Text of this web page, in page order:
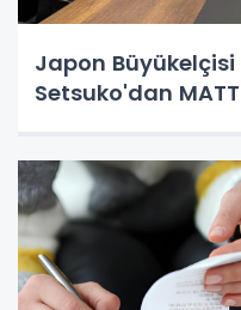
Japon Büyükelçisi
Setsuko'dan